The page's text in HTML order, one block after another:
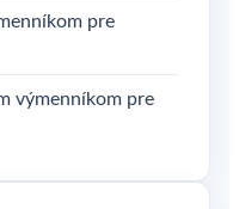
pre
výmenníkom pre